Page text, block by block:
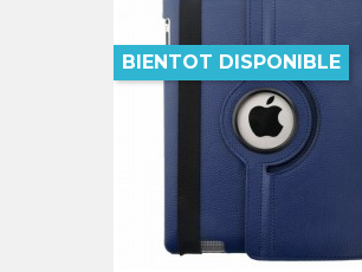
BIENTOT DISPONIBLE